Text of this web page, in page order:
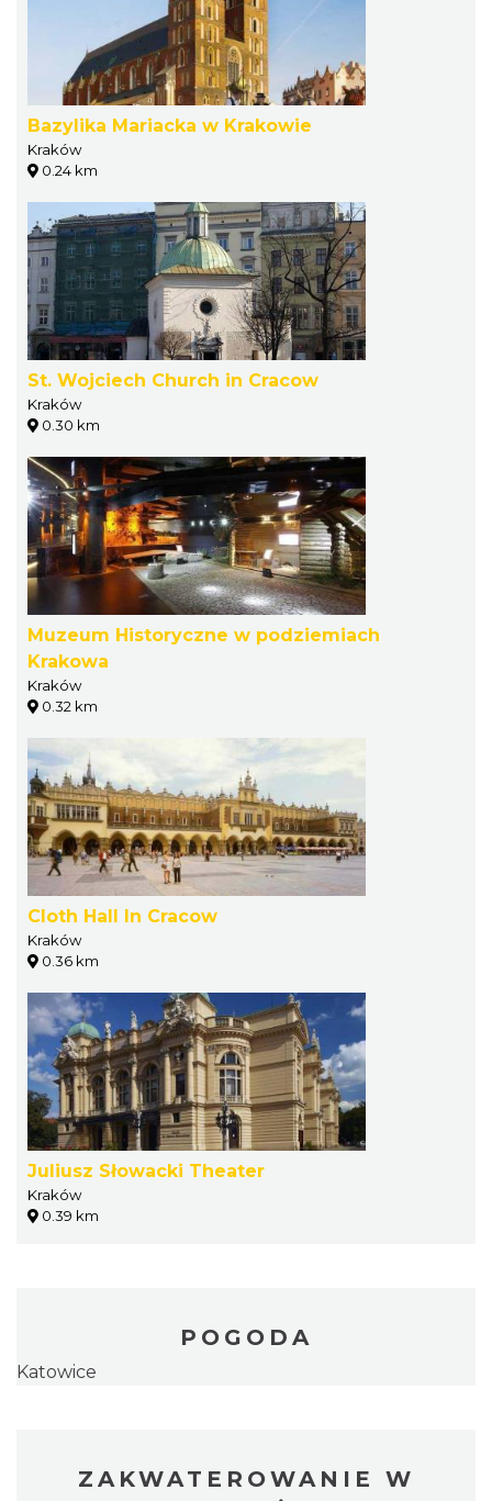
Bazylika Mariacka w Krakowie
Kraków
0.24 km
St. Wojciech Church in Cracow
Kraków
0.30 km
Muzeum Historyczne w podziemiach
Krakowa
Kraków
0.32 km
Cloth Hall In Cracow
Kraków
0.36 km
Juliusz Słowacki Theater
Kraków
0.39 km
POGODA
Katowice
ZAKWATEROWANIE W